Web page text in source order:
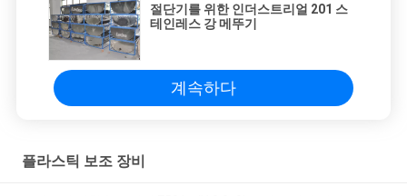
절단기를 위한 인더스트리얼 201 스
테인레스 강 메뚜기
계속하다
플라스틱 보조 장비